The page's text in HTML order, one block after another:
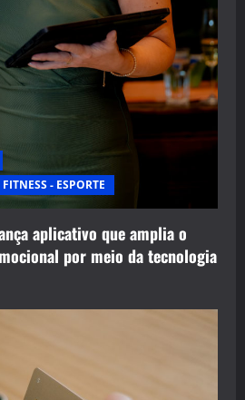
- ESPORTE
aplicativo que amplia o
por meio da tecnologia